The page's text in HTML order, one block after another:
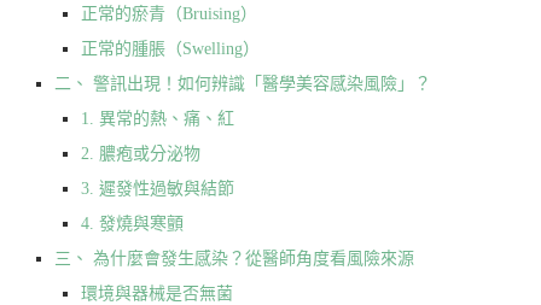
正常的瘀青（Bruising）
正常的腫脹（Swelling）
二、 警訊出現！如何辨識「醫學美容感染風險」？
1. 異常的熱、痛、紅
2. 膿疱或分泌物
3. 遲發性過敏與結節
4. 發燒與寒顫
三、 為什麼會發生感染？從醫師角度看風險來源
環境與器械是否無菌